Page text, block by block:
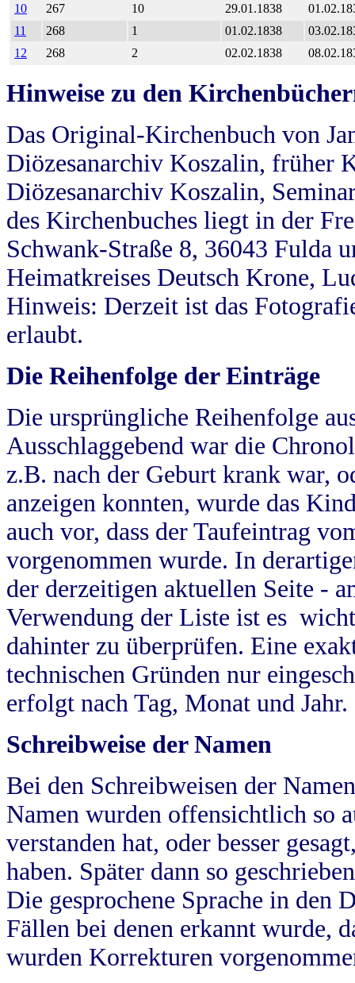
10
267 10 29.01.1838
11
268 1 01.02.1838
12
268 2 02.02.1838
Hinweise zu den
Das Original-Kirchenbuch von
Diözesanarchiv Koszalin, früher
Diözesanarchiv Koszalin,
des Kirchenbuches liegt in der
Schwank-Straße 8, 36043 Fulda
Heimatkreises Deutsch Krone,
Hinweis: Derzeit ist das
erlaubt.
Die Reihenfolge der Einträge
Die ursprüngliche Reihenfolge
Ausschlaggebend war die
z.B. nach der Geburt krank war,
anzeigen konnten, wurde das
auch vor, dass der Taufeintrag
vorgenommen wurde. In
der derzeitigen aktuellen Seite -
Verwendung der Liste ist es
dahinter zu überprüfen. Eine
technischen Gründen nur
erfolgt nach Tag, Monat und Jahr.
Schreibweise der Namen
Bei den Schreibweisen der
Namen wurden offensichtlich so
verstanden hat, oder besser
haben. Später dann so
Die gesprochene Sprache in
Fällen bei denen erkannt wurde,
wurden Korrekturen